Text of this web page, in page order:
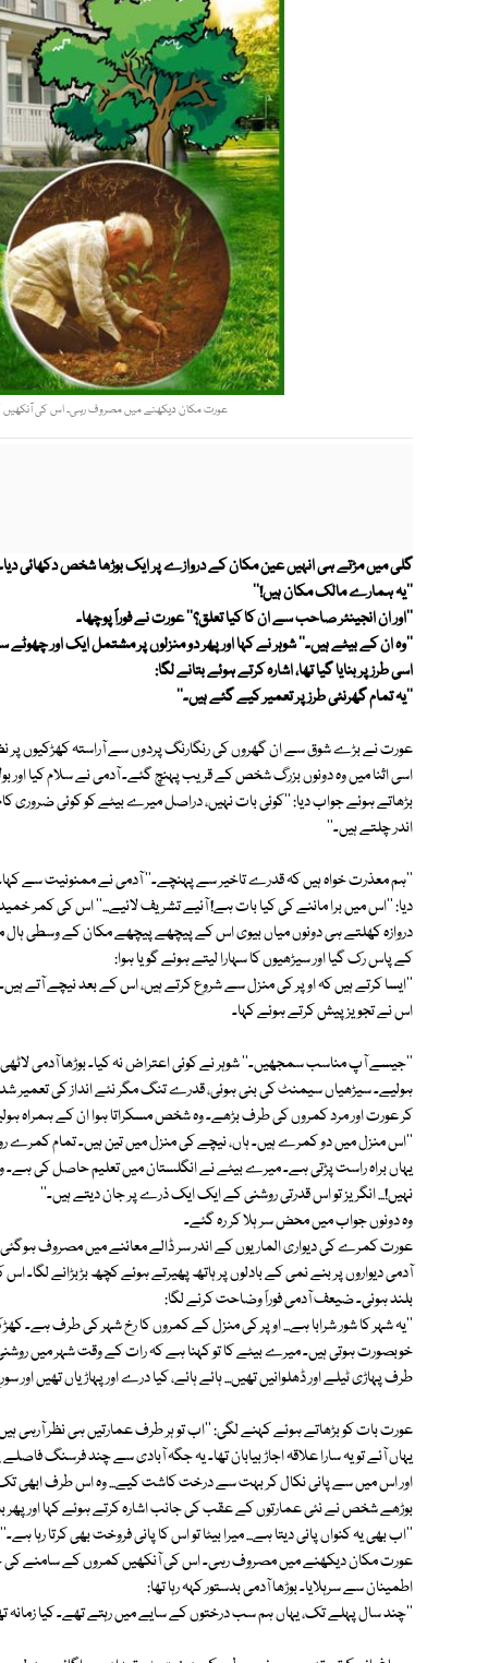
عورت مکان دیکھنے میں مصروف رہی۔ اس کی آنکھیں
گلی میں مڑتے ہی انہیں عین مکان کے دروازے پر ایک بوڑھا شخص دکھائی
''یہ ہمارے مالک مکان ہیں!''
''اور ان انجینئر صاحب سے ان کا کیا تعلق؟'' عورت نے فوراً پوچھا۔
''وہ ان کے بیٹے ہیں۔'' شوہر نے کہا اور پھر دو منزلوں پر مشتمل ایک اور
اسی طرز پر بنایا گیا تھا، اشارہ کرتے ہوئے بتانے لگا:
''یہ تمام گھرنئی طرز پر تعمیر کیے گئے ہیں۔''
عورت نے بڑے شوق سے ان گھروں کی رنگارنگ پردوں سے آراستہ کھڑکیوں پر
اسی اثنا میں وہ دونوں بزرگ شخص کے قریب پہنچ گئے۔ آدمی نے سلام کیا
بڑھاتے ہوئے جواب دیا: ''کوئی بات نہیں، دراصل میرے بیٹے کو کوئی ضروری
اندر چلتے ہیں۔''
''ہم معذرت خواہ ہیں کہ قدرے تاخیر سے پہنچے۔'' آدمی نے ممنونیت سے
دیا: ''اس میں برا ماننے کی کیا بات ہے! آئیے تشریف لائیے...'' اس کی کمر
دروازہ کھلتے ہی دونوں میاں بیوی اس کے پیچھے پیچھے مکان کے وسطی
کے پاس رک گیا اور سیڑھیوں کا سہارا لیتے ہوئے گویا ہوا:
''ایسا کرتے ہیں کہ اوپر کی منزل سے شروع کرتے ہیں، اس کے بعد نیچے آتے
اس نے تجویز پیش کرتے ہوئے کہا۔
''جیسے آپ مناسب سمجھیں۔'' شوہر نے کوئی اعتراض نہ کیا۔ بوڑھا آدمی
ہولیے۔ سیڑھیاں سیمنٹ کی بنی ہوئی، قدرے تنگ مگر نئے انداز کی تعمیر
کر عورت اور مرد کمروں کی طرف بڑھے۔ وہ شخص مسکراتا ہوا ان کے ہمراہ ہولیا
''اس منزل میں دو کمرے ہیں۔ ہاں، نیچے کی منزل میں تین ہیں۔ تمام کمرے
یہاں براہ راست پڑتی ہے۔ میرے بیٹے نے انگلستان میں تعلیم حاصل کی
نہیں!... انگریز تو اس قدرتی روشنی کے ایک ایک ذرے پر جان دیتے ہیں۔''
وہ دونوں جواب میں محض سر ہلا کر رہ گئے۔
عورت کمرے کی دیواری الماریوں کے اندر سر ڈالے معائنے میں مصروف
آدمی دیواروں پر بنے نمی کے بادلوں پر ہاتھ پھیرتے ہوئے کچھ بڑبڑانے
بلند ہوئی۔ ضیعف آدمی فوراً وضاحت کرنے لگا:
''یہ شہر کا شور شرابا ہے... اوپر کی منزل کے کمروں کا رخ شہر کی طرف ہے۔
خوبصورت ہوتی ہیں۔ میرے بیٹے کا تو کہنا ہے کہ رات کے وقت شہر میں
طرف پہاڑی ٹیلے اور ڈھلوانیں تھیں... ہائے ہائے، کیا درے اور پہاڑیاں تھیں
عورت بات کو بڑھاتے ہوئے کہنے لگی: ''اب تو ہر طرف عمارتیں ہی نظر آرہی
یہاں آئے تو یہ سارا علاقہ اجاڑ بیابان تھا۔ یہ جگہ آبادی سے چند فرسنگ
اور اس میں سے پانی نکال کر بہت سے درخت کاشت کیے... وہ اس طرف ابھی تک
بوڑھے شخص نے نئی عمارتوں کے عقب کی جانب اشارہ کرتے ہوئے کہا اور پھر
''اب بھی یہ کنواں پانی دیتا ہے... میرا بیٹا تو اس کا پانی فروخت بھی کرتا رہا ہے۔''
عورت مکان دیکھنے میں مصروف رہی۔ اس کی آنکھیں کمروں کے سامنے
اطمینان سے سرہلایا۔ بوڑھا آدمی بدستور کہہ رہا تھا:
''چند سال پہلے تک، یہاں ہم سب درختوں کے سایے میں رہتے تھے۔ کیا زمانہ